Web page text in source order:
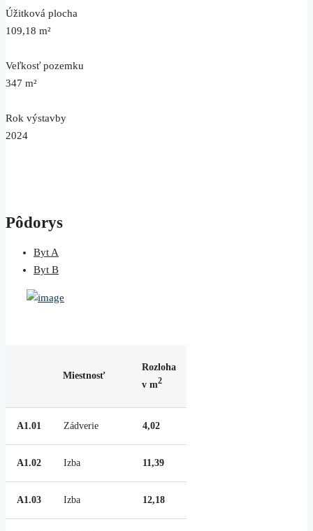
Úžitková plocha
109,18 m²
Veľkosť pozemku
347 m²
Rok výstavby
2024
Pôdorys
Byt A
Byt B
Miestnosť
Rozloha
v m2
A1.01 Zádverie 4,02
A1.02 Izba 11,39
A1.03 Izba 12,18